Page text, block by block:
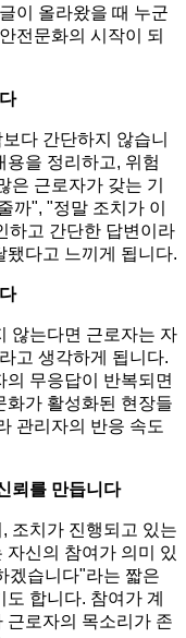
이 올라왔을 때 누군
전문화의 시작이 되
다 간단하지 않습니
용을 정리하고, 위험
은 근로자가 갖는 기
까", "정말 조치가 이
하고 간단한 답변이라
됐다고 느끼게 됩니다.
않는다면 근로자는 자
고 생각하게 됩니다.
무응답이 반복되면
화가 활성화된 현장들
관리자의 반응 속도
뢰를 만듭니다
조치가 진행되고 있는
신의 참여가 의미 있
겠습니다"라는 짧은
합니다. 참여가 계
근로자의 목소리가 존